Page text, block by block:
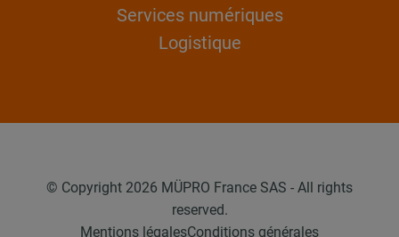
Services numériques
Logistique
© Copyright 2026 MÜPRO France SAS - All rights
reserved.
Mentions légalesConditions générales